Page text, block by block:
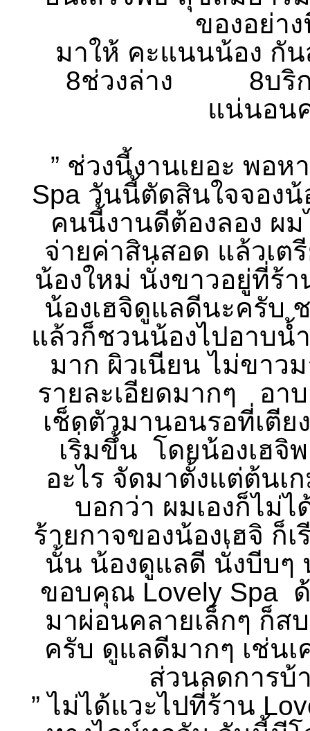
ของอย่า
มาให้ คะแนนน้
8ช่วงล่าง 8บริก
แน่นอน
” ช่วงนี้งานเยอะ พอห
Spa วันนี้ตัดสินใจจอง
คนนี้งานดีต้องลอง ผ
จ่ายค่าสินสอด แล้วเต
น้องใหม่ นั่งขาวอยู่ที่ร้
น้องเฮจิดูแลดีนะครับ
แล้วก็ชวนน้องไปอาบ
มาก ผิวเนียน ไม่ขาว
รายละเอียดมากๆ อา
เช็ดตัวมานอนรอที่เตี
เริ่มขึ้น โดยน้องเฮจิ
อะไร จัดมาตั้งแต่ต้นเ
บอกว่า ผมเองก็ไม่
ร้ายกาจของน้องเฮจิ ก็
นั้น น้องดูแลดี นั่งบีบๆ
ขอบคุณ Lovely Spa
มาผ่อนคลายเล็กๆ ก็
ครับ ดูแลดีมากๆ เช่น
ส่วนลดการบ้
” ไม่ได้แวะไปที่ร้าน